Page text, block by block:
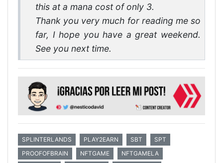
this at a mana cost of only 3.
Thank you very much for reading me so
far, I hope you have a great weekend.
See you next time.
SPLINTERLANDS PLAY2EARN SBT
SPT
PROOFOFBRAIN
NFTGAME
NFTGAMELA